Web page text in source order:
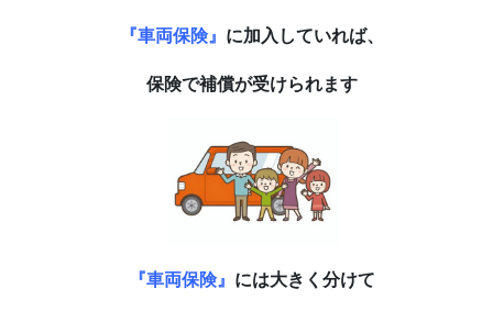
『車両保険』 に加入していれば、
保険で補償が受けられます
『車両保険』 には大きく分けて